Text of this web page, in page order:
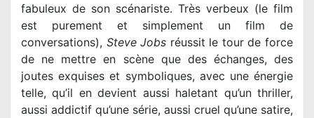
fabuleux de son scénariste. Très verbeux (le film
est purement et simplement un film de
conversations), Steve Jobs réussit le tour de force
de ne mettre en scène que des échanges, des
joutes exquises et symboliques, avec une énergie
telle, qu’il en devient aussi haletant qu’un thriller,
aussi addictif qu’une série, aussi cruel qu’une satire,